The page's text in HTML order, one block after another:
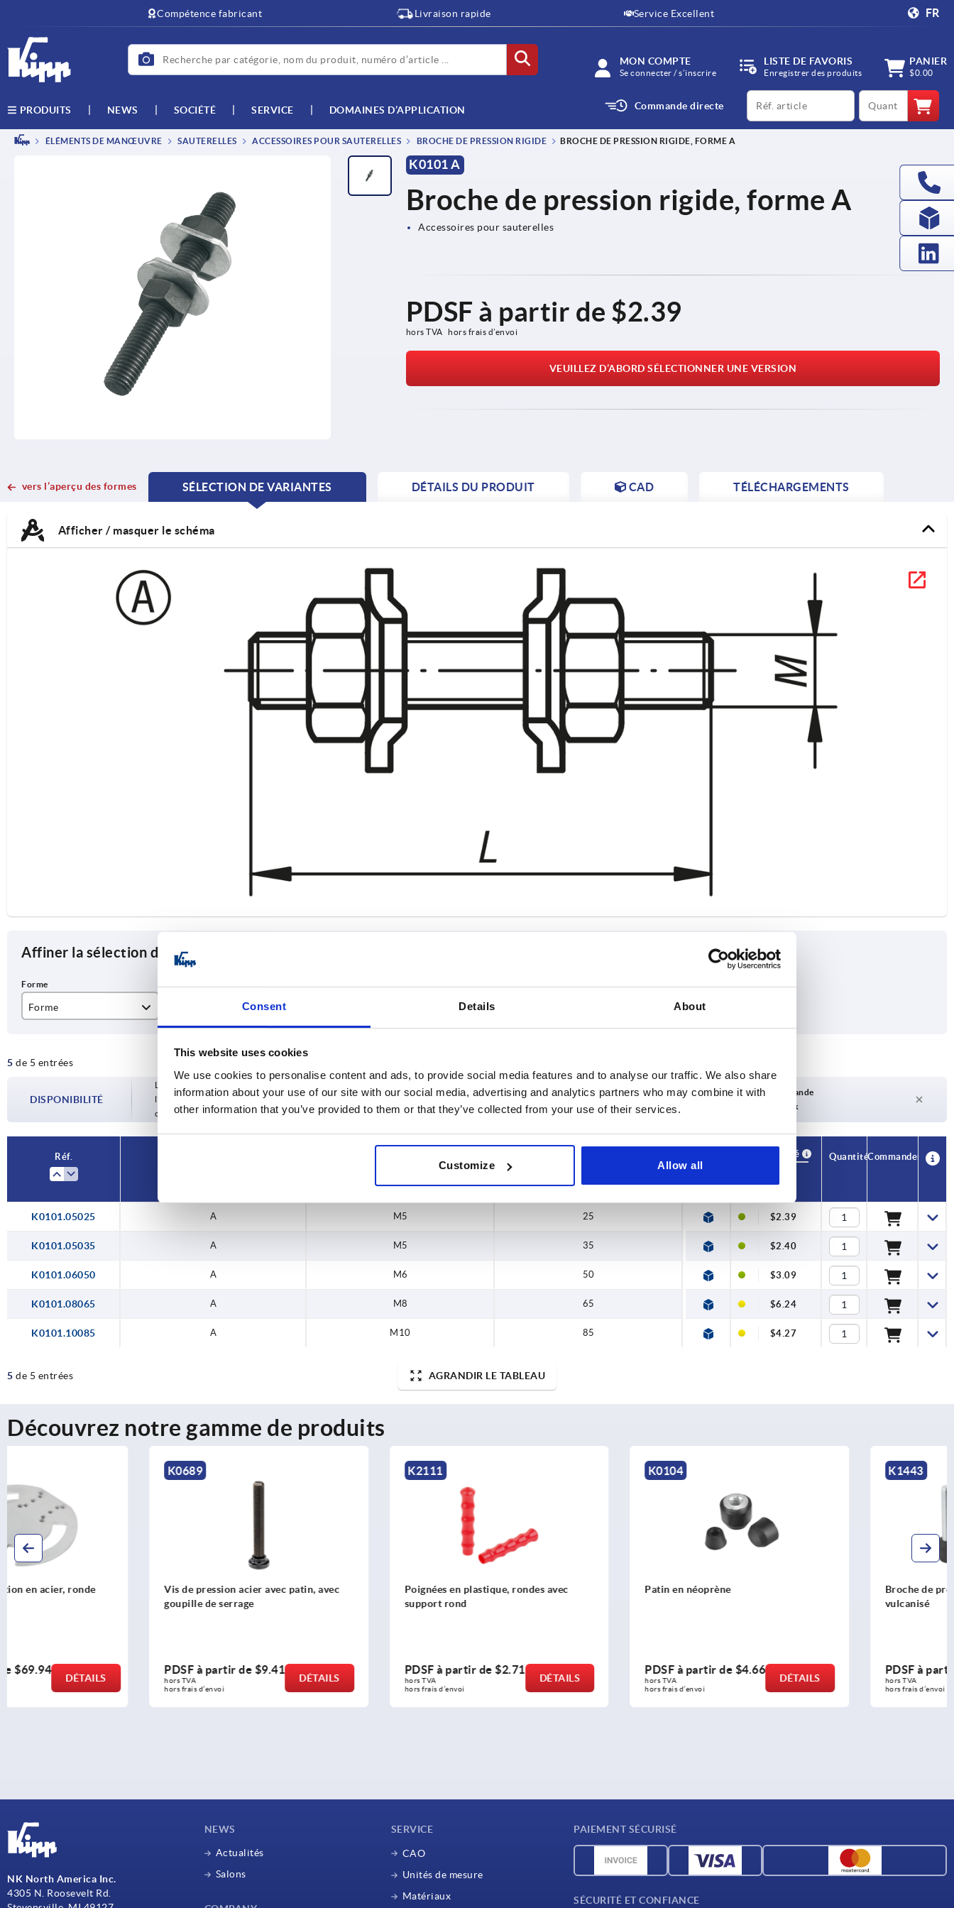
Consent Details About
This website uses cookies
We use cookies to personalise content and ads, to provide social media features and to analyse our traffic. We also share
information about your use of our site with our social media, advertising and analytics partners who may combine it with
other information that you’ve provided to them or that they’ve collected from your use of their services.
Customize Allow all
Compétence fabricant Livraison rapide Service Excellent FR
MON COMPTE
Se connecter / s’inscrire
LISTE DE FAVORIS
Enregistrer des produits
PANIER
$0.00
PRODUITS NEWS SOCIÉTÉ SERVICE DOMAINES D’APPLICATION Commande directe
productCode qty
ÉLÉMENTS DE MANŒUVRE SAUTERELLES ACCESSOIRES POUR SAUTERELLES BROCHE DE PRESSION RIGIDE BROCHE DE PRESSION RIGIDE, FORME A
K0101 A
Broche de pression rigide, forme A
Accessoires pour sauterelles
PDSF à partir de $2.39
hors TVA hors frais d’envoi
VEUILLEZ D’ABORD SÉLECTIONNER UNE VERSION
vers l’aperçu des formes
SÉLECTION DE VARIANTES
CURRENT
CURRENT
DÉTAILS DU PRODUIT CAD TÉLÉCHARGEMENTS
Afficher / masquer le schéma
Affiner la sélection des articles
Forme
M8 50
5 de 5 entrées
DISPONIBILITÉ
l’étape finale, avant de finaliser votre commande, vous connaîtrez la date d’expédition
confirmée.
1-3 jours
Délai de livraison sur demande
4-20 jours
Actuellement pas en stock
Réf.
Disponibilité
QuantitéCommander
K0101.05025 A M5 25 $2.39
K0101.05035 A M5 35 $2.40
K0101.06050 A M6 50 $3.09
K0101.08065 A M8 65 $6.24
K0101.10085 A M10 85 $4.27
5 de 5 entrées AGRANDIR LE TABLEAU
Découvrez notre gamme de produits
Vis de pression acier avec patin, avec
PDSF à partir de $9.41
hors frais d’envoi
DÉTAILS
Poignées en plastique, rondes avec
PDSF à partir de$2.71
hors frais d’envoi
DÉTAILS
Patin en néoprène
PDSF à partir de$4.66
hors frais d’envoi
DÉTAILS
Broche de pression avec patin néoprène
PDSF à partir de$2.44
hors frais d’envoi
DÉTAILS
NK North America Inc.
4305 N. Roosevelt Rd.
NEWS
Actualités
Salons
SERVICE
CAO
Unités de mesure
Matériaux
PAIEMENT SÉCURISÉ
SÉCURITÉ ET CONFIANCE